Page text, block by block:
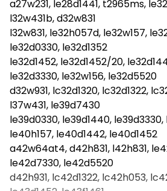
a27w231, le28d1441, t2965ms,
l32w431b, d32w831
l32w831, le32h057d, le32w157,
le32d0330, le32d1352
le32d1452, le32d1452/20,
le32d3330, le32w156, le32d5520
d32w931, lc32d1320, lc32d1322,
l37w431, le39d7430
le39d0330, le39d1440,
le40h157, le40d1442, le40d1452
a42w64at4, d42h831, l42h831,
le42d7330, le42d5520
d42h931, lc42d1322, lc42h053,